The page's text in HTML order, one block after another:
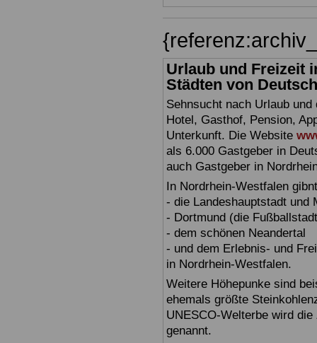
Urlaub und Freizeit
Städten von
Sehnsucht nach Urlaub
Hotel, Gasthof, Pension,
Unterkunft. Die Website
als 6.000 Gastgeber in
auch Gastgeber in
In Nordrhein-Westfalen
- die Landeshauptstadt und
- Dortmund (die
- dem schönen Neandertal
- und dem Erlebnis- und
in Nordrhein-Westfalen.
Weitere Höhepunke sind
ehemals größte
UNESCO-Welterbe wird
genannt.